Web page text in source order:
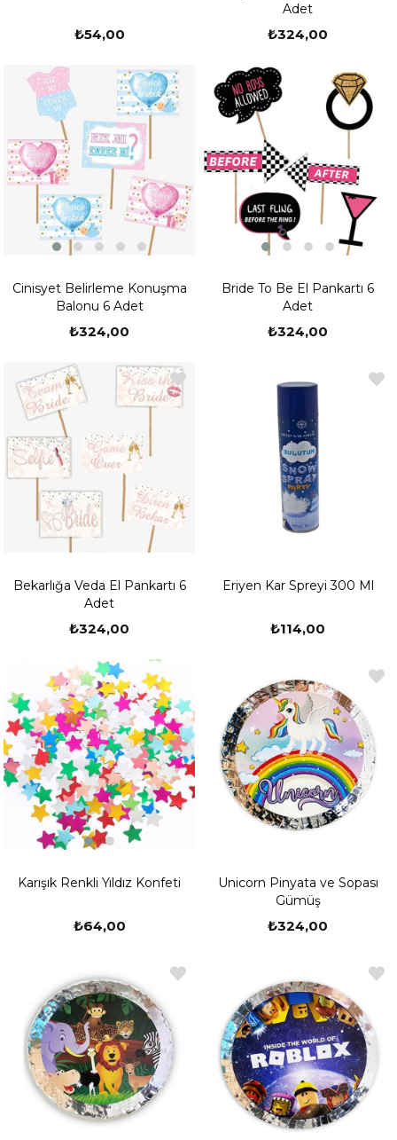
₺54,00
Adet
₺324,00
Cinisyet Belirleme Konuşma
Balonu 6 Adet
₺324,00
Bride To Be El Pankartı 6
Adet
₺324,00
Bekarlığa Veda El Pankartı 6
Adet
₺324,00
Eriyen Kar Spreyi 300 Ml
₺114,00
Karışık Renkli Yıldız Konfeti
₺64,00
Unicorn Pinyata ve Sopası
Gümüş
₺324,00